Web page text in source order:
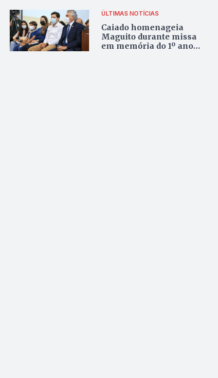
ÚLTIMAS NOTÍCIAS
Caiado homenageia
Maguito durante missa
em memória do 1º ano